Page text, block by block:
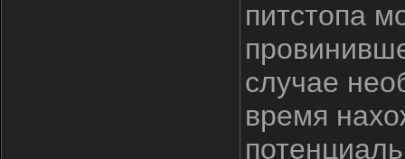
питстопа
случае
время